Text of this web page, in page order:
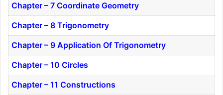
Chapter – 7 Coordinate Geometry
Chapter – 8 Trigonometry
Chapter – 9 Application Of Trigonometry
Chapter – 10 Circles
Chapter – 11 Constructions